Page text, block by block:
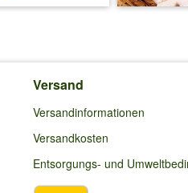
Versand
Versandinformationen
Versandkosten
Entsorgungs- und